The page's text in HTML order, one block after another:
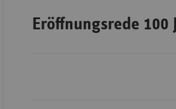
Eröffnungsrede 100